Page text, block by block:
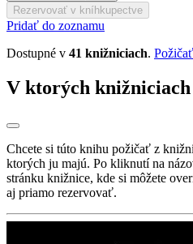
Rezervovať v kníhkupectve
Pridať do zoznamu
Dostupné v 41 knižniciach.
V ktorých
Chcete si túto knihu požičať z
ktorých ju majú. Po kliknutí na
stránku knižnice, kde si môžete
aj priamo rezervovať.